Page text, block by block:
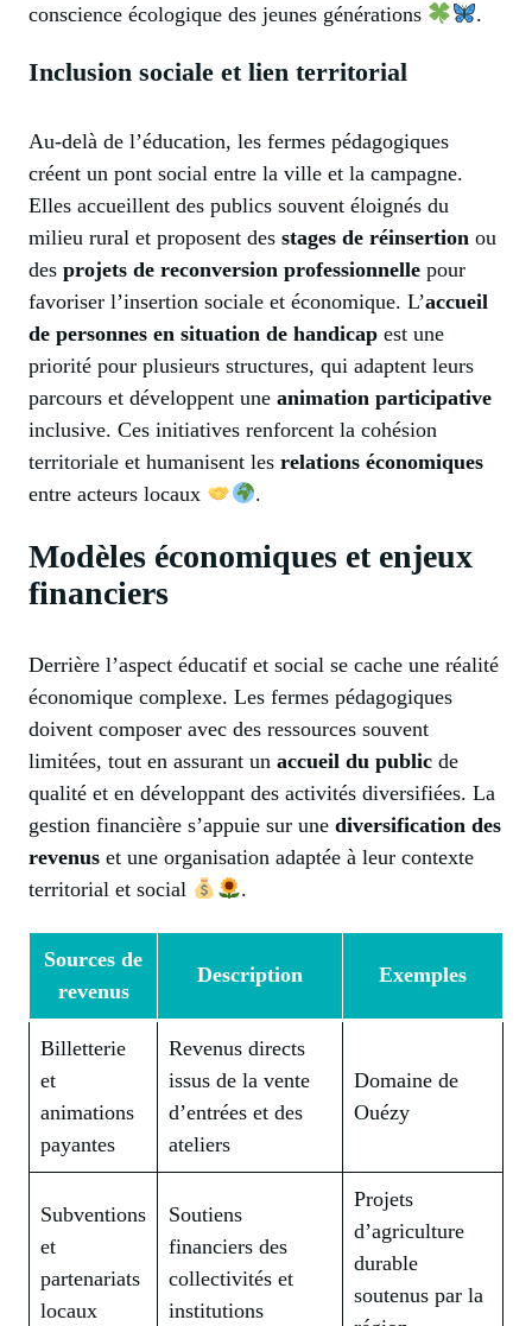
conscience écologique des jeunes générations
.
Inclusion sociale et lien territorial
Au-delà de l’éducation, les fermes pédagogiques
créent un pont social entre la ville et la campagne.
Elles accueillent des publics souvent éloignés du
milieu rural et proposent des stages de réinsertion ou
des projets de reconversion professionnelle pour
favoriser l’insertion sociale et économique. L’accueil
de personnes en situation de handicap est une
priorité pour plusieurs structures, qui adaptent leurs
parcours et développent une animation participative
inclusive. Ces initiatives renforcent la cohésion
territoriale et humanisent les relations économiques
entre acteurs locaux
.
Modèles économiques et enjeux
financiers
Derrière l’aspect éducatif et social se cache une réalité
économique complexe. Les fermes pédagogiques
doivent composer avec des ressources souvent
limitées, tout en assurant un accueil du public de
qualité et en développant des activités diversifiées. La
gestion financière s’appuie sur une diversification des
revenus et une organisation adaptée à leur contexte
territorial et social
.
Sources de
revenus
Description Exemples
Billetterie
et
animations
payantes
Revenus directs
issus de la vente
d’entrées et des
ateliers
Domaine de
Ouézy
Subventions
et
partenariats
locaux
Soutiens
financiers des
collectivités et
institutions
Projets
d’agriculture
durable
soutenus par la